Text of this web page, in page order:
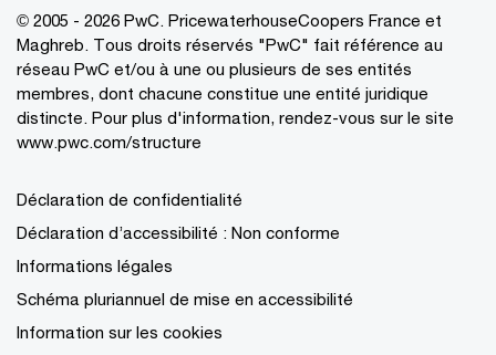
© 2005 - 2026 PwC. PricewaterhouseCoopers France et
Maghreb. Tous droits réservés "PwC" fait référence au
réseau PwC et/ou à une ou plusieurs de ses entités
membres, dont chacune constitue une entité juridique
distincte. Pour plus d'information, rendez-vous sur le site
www.pwc.com/structure
Déclaration de confidentialité
Déclaration d’accessibilité : Non conforme
Informations légales
Schéma pluriannuel de mise en accessibilité
Information sur les cookies